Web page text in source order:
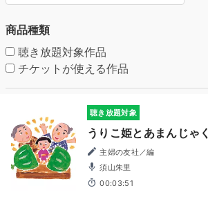
商品種類
聴き放題対象作品
チケットが使える作品
聴き放題対象
うりこ姫とあまんじゃく
主婦の友社／編
須山朱里
00:03:51